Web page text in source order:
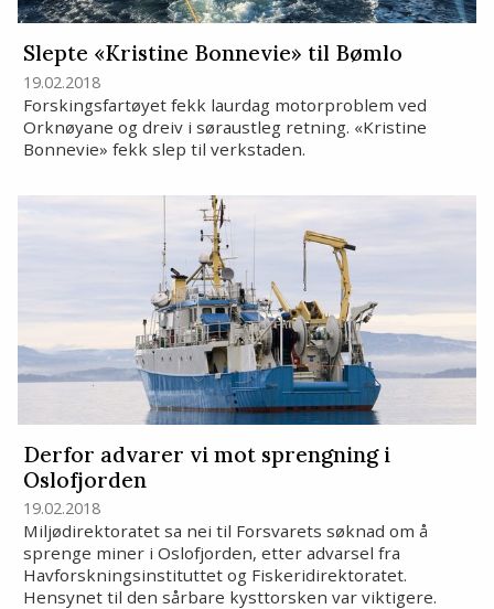
Slepte «Kristine Bonnevie» til Bømlo
19.02.2018
Forskingsfartøyet fekk laurdag motorproblem ved
Orknøyane og dreiv i søraustleg retning. «Kristine
Bonnevie» fekk slep til verkstaden.
Derfor advarer vi mot sprengning i
Oslofjorden
19.02.2018
Miljødirektoratet sa nei til Forsvarets søknad om å
sprenge miner i Oslofjorden, etter advarsel fra
Havforskningsinstituttet og Fiskeridirektoratet.
Hensynet til den sårbare kysttorsken var viktigere.